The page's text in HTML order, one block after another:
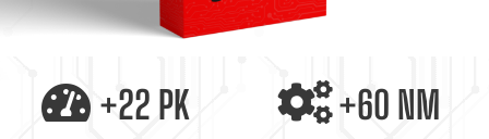
+22 PK +60 NM